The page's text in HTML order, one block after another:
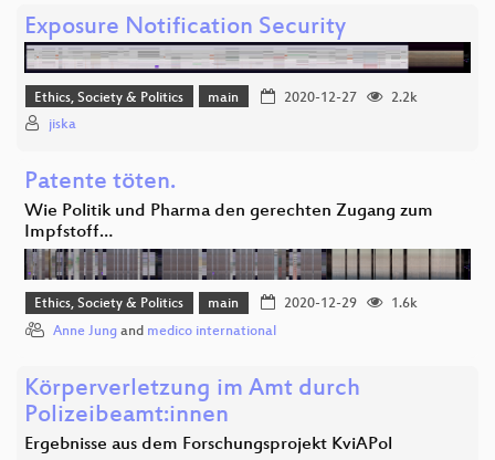
Exposure Notification Security
Ethics, Society & Politics main 2020-12-27
2.2k
jiska
Patente töten.
Wie Politik und Pharma den gerechten Zugang zum
Impfstoff…
Ethics, Society & Politics main 2020-12-29
1.6k
Anne Jung and medico international
Körperverletzung im Amt durch
Polizeibeamt:innen
Ergebnisse aus dem Forschungsprojekt KviAPol